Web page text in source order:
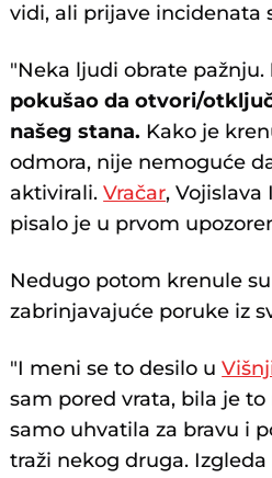
vidi, ali prijave incidenata
"Neka ljudi obrate pažnju.
pokušao da otvori/
našeg stana. Kako je
odmora, nije nemoguće
aktivirali.Vračar, Vojislava
pisalo je u prvom
Nedugo potom krenule
zabrinjavajuće poruke iz
"I meni se to desilo u
sam pored vrata, bila je to
samo uhvatila za bravu i
traži nekog druga.